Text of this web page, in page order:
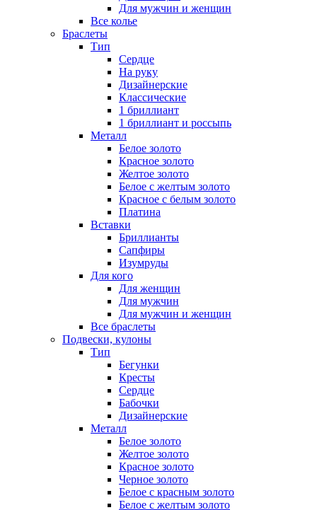
Для мужчин и женщин
Все колье
Браслеты
Тип
Сердце
На руку
Дизайнерские
Классические
1 бриллиант
1 бриллиант и россыпь
Металл
Белое золото
Красное золото
Желтое золото
Белое с желтым золото
Красное с белым золото
Платина
Вставки
Бриллианты
Сапфиры
Изумруды
Для кого
Для женщин
Для мужчин
Для мужчин и женщин
Все браслеты
Подвески, кулоны
Тип
Бегунки
Кресты
Сердце
Бабочки
Дизайнерские
Металл
Белое золото
Желтое золото
Красное золото
Черное золото
Белое с красным золото
Белое с желтым золото